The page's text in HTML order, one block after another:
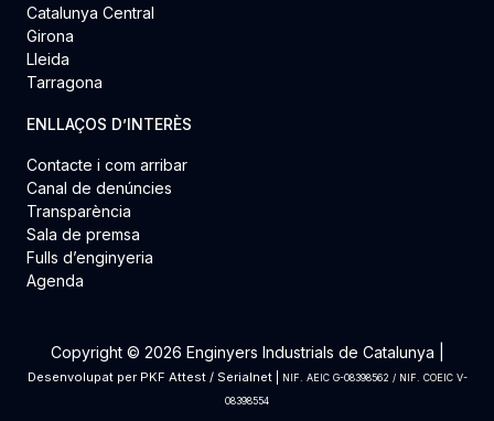
Catalunya Central
Girona
Lleida
Tarragona
ENLLAÇOS D’INTERÈS
Contacte i com arribar
Canal de denúncies
Transparència
Sala de premsa
Fulls d’enginyeria
Agenda
Copyright © 2026 Enginyers Industrials de Catalunya |
Desenvolupat per PKF Attest/ Serialnet|
NIF. AEIC G-08398562 / NIF. COEIC V-
08398554